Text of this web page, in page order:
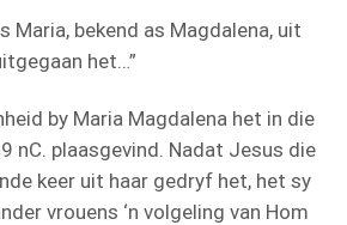
Maria, bekend as Magdalena, uit
het…”
by Maria Magdalena het in die
nC. plaasgevind. Nadat Jesus die
keer uit haar gedryf het, het sy
vrouens ‘n volgeling van Hom